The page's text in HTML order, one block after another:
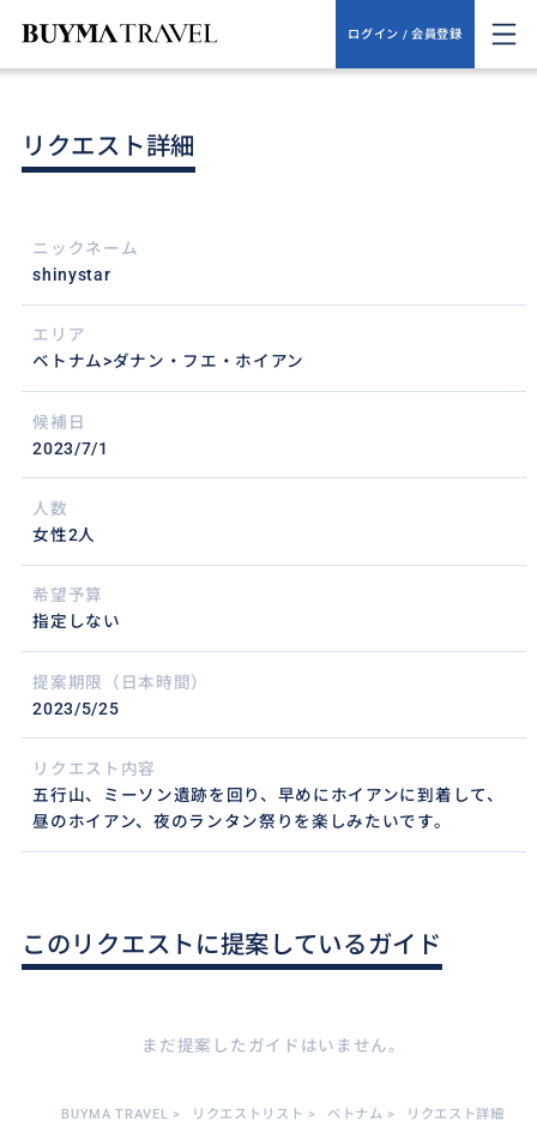
ログイン / 会員登録
リクエスト詳細
ニックネーム
shinystar
エリア
ベトナム>ダナン・フエ・ホイアン
候補日
2023/7/1
人数
女性2人
希望予算
指定しない
提案期限（日本時間）
2023/5/25
リクエスト内容
五行山、ミーソン遺跡を回り、早めにホイアンに到着して、
昼のホイアン、夜のランタン祭りを楽しみたいです。
このリクエストに提案しているガイド
まだ提案したガイドはいません。
BUYMA TRAVEL > リクエストリスト > ベトナム > リクエスト詳細